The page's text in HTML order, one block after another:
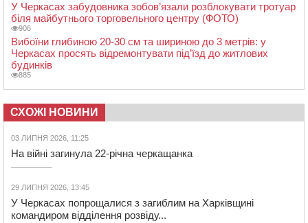
У Черкасах забудовника зобов’язали розблокувати тротуар
біля майбутнього торговельного центру (ФОТО)
906
Вибоїни глибиною 20-30 см та шириною до 3 метрів: у
Черкасах просять відремонтувати під’їзд до житлових
будинків
885
СХОЖІ НОВИНИ
03 ЛИПНЯ 2026, 11:25
На війні загинула 22-річна черкащанка
29 ЛИПНЯ 2026, 13:45
У Черкасах попрощалися з загиблим на Харківщині
командиром відділення розвіду...